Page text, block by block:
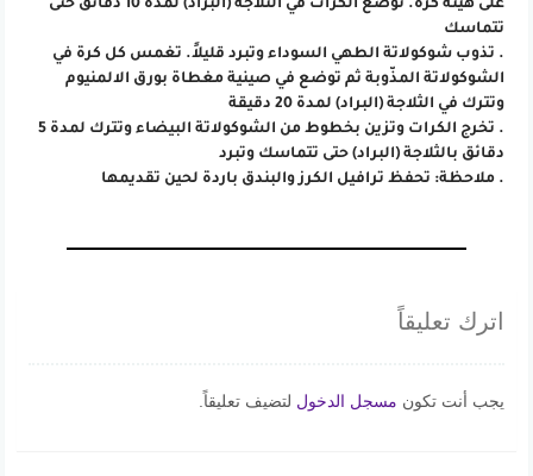
على هيئة كرة. توضع الكرات في الثلاجة (البراد) لمدة 10 دقائق حتى
تتماسك
. تذوب شوكولاتة الطهي السوداء وتبرد قليلاً. تغمس كل كرة في
الشوكولاتة المذّوبة ثم توضع في صينية مغطاة بورق الالمنيوم
وتترك في الثلاجة (البراد) لمدة 20 دقيقة
. تخرج الكرات وتزين بخطوط من الشوكولاتة البيضاء وتترك لمدة 5
دقائق بالثلاجة (البراد) حتى تتماسك وتبرد
. ملاحظة: تحفظ ترافيل الكرز والبندق باردة لحين تقديمها
اترك تعليقاً
يجب أنت تكون مسجل الدخول لتضيف تعليقاً.